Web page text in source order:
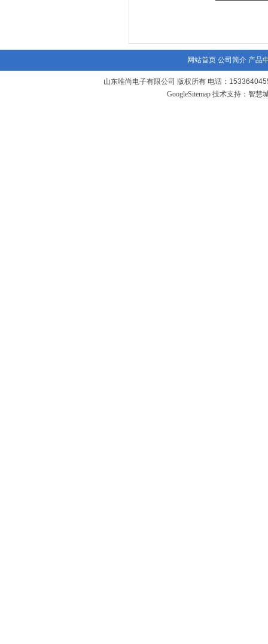
网站首页 公司简介 产品
山东唯尚电子有限公司 版权所有 电话：
GoogleSitemap技术支持： 智慧